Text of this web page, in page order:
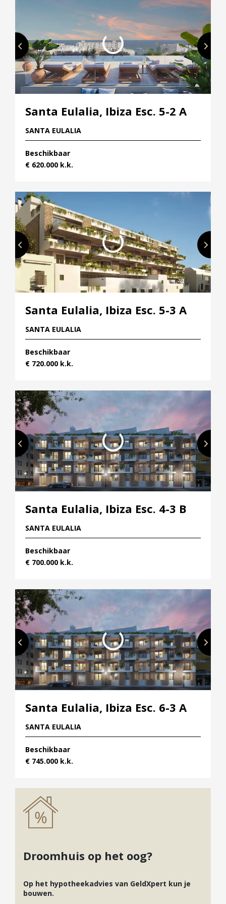
Financiële check
Banken
Duurzame hypotheek
Reviews
Contact
Leer ons kennen
Over Ons
Ons Team
FAQ
Blog
Vestigingen
Vestiging Nieuwegein
Vestiging Houten
Vestiging Vleuten-De Meern en Leidsche Rijn
Vestiging Vianen
Vestiging Maarssen
Inloggen MOVE
Santa Eulalia, Ibiza Esc. 5-2 A
SANTA EULALIA
Beschikbaar
€ 620.000 k.k.
Santa Eulalia, Ibiza Esc. 5-3 A
SANTA EULALIA
Beschikbaar
€ 720.000 k.k.
Santa Eulalia, Ibiza Esc. 4-3 B
SANTA EULALIA
Beschikbaar
€ 700.000 k.k.
Santa Eulalia, Ibiza Esc. 6-3 A
SANTA EULALIA
Beschikbaar
€ 745.000 k.k.
Droomhuis op het oog?
Op het hypotheekadvies van GeldXpert kun je
bouwen.